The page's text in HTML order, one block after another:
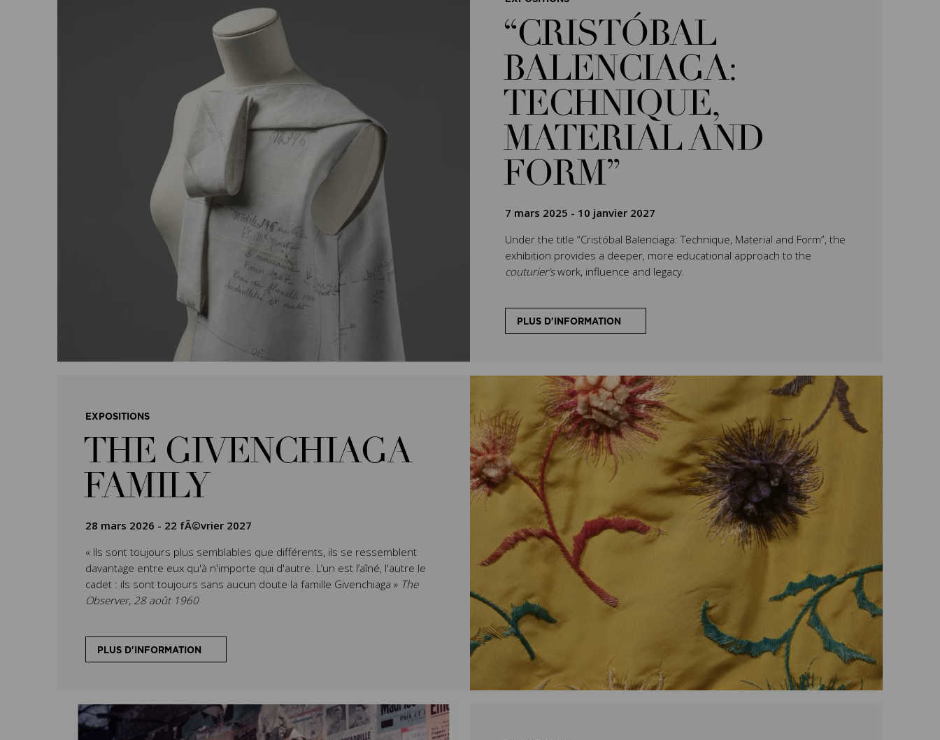
“CRISTÓBAL
BALENCIAGA:
TECHNIQUE,
MATERIAL AND
FORM”
7 mars 2025 - 10 janvier 2027
Under the title “Cristóbal Balenciaga: Technique, Material and Form”, the
exhibition provides a deeper, more educational approach to the
couturier’swork, influence and legacy.
PLUS D'INFORMATION
EXPOSITIONS
THE GIVENCHIAGA
FAMILY
28 mars 2026 - 22 fÃ©vrier 2027
« Ils sont toujours plus semblables que différents, ils se ressemblent
davantage entre eux qu'à n'importe qui d'autre. L’un est l’aîné, l'autre le
cadet : ils sont toujours sans aucun doute la famille Givenchiaga » The
Observer, 28 août 1960
PLUS D'INFORMATION